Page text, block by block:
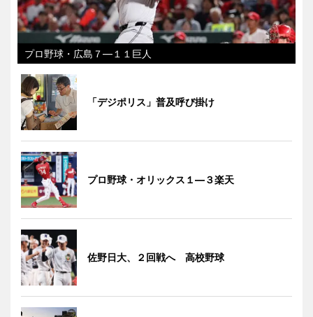
プロ野球・広島７―１１巨人
「デジポリス」普及呼び掛け
プロ野球・オリックス１―３楽天
佐野日大、２回戦へ 高校野球